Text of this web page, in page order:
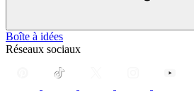
Boîte à idées
Réseaux sociaux